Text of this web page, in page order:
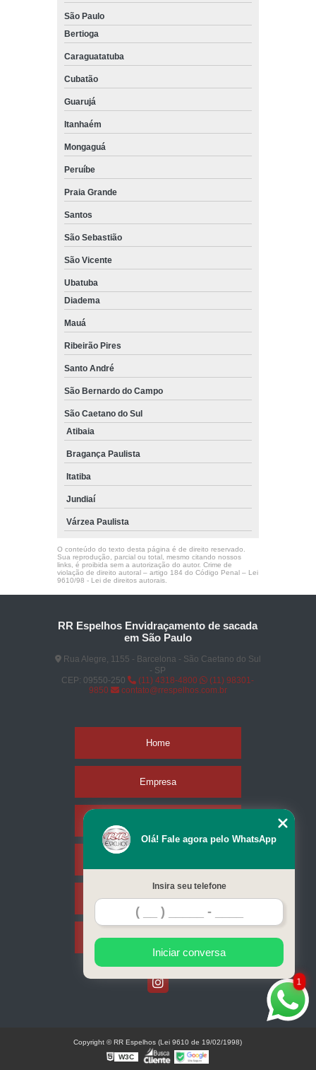
São Paulo
Bertioga
Caraguatatuba
Cubatão
Guarujá
Itanhaém
Mongaguá
Peruíbe
Praia Grande
Santos
São Sebastião
São Vicente
Ubatuba
Diadema
Mauá
Ribeirão Pires
Santo André
São Bernardo do Campo
São Caetano do Sul
Atibaia
Bragança Paulista
Itatiba
Jundiaí
Várzea Paulista
O conteúdo do texto desta página é de direito reservado.
Sua reprodução, parcial ou total, mesmo citando nossos
links, é proibida sem a autorização do autor. Crime de
violação de direito autoral – artigo 184 do Código Penal – Lei
9610/98 - Lei de direitos autorais.
RR Espelhos Envidraçamento de sacada
em São Paulo
Rua Alegre, 1155 - Barcelona - São Caetano do Sul
- SP
CEP: 09550-250
(11) 4318-4800
(11) 98301-
9850
contato@rrespelhos.com.br
Home
Empresa
Contato
Mapa do site
1
Olá! Fale agora pelo WhatsApp
Insira seu telefone
Iniciar conversa
Copyright © RR Espelhos (Lei 9610 de 19/02/1998)
W3C